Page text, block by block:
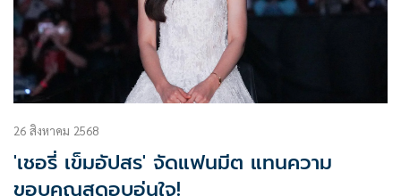
26 สิงหาคม 2568
'เชอรี่ เข็มอัปสร' จัดแฟนมีต แทนความ
ขอบคุณสุดอบอุ่นใจ!